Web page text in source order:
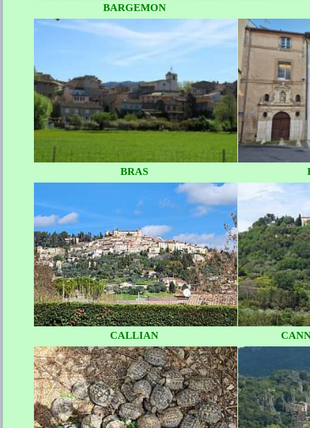
BARGEMON
BRAS
CALLIAN